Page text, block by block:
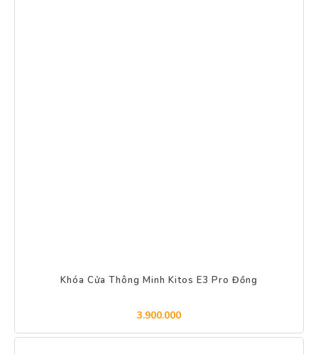
Khóa Cửa Thông Minh Kitos E3 Pro Đồng
3.900.000